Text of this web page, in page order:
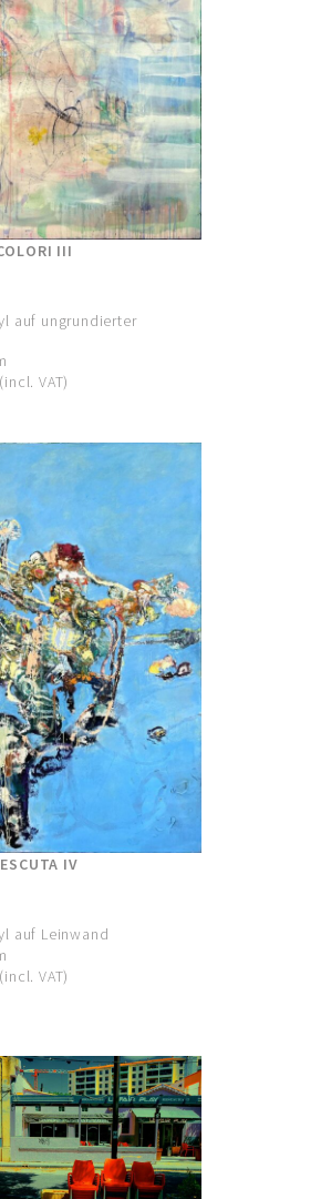
III
auf ungrundierter
VAT)
IV
auf Leinwand
VAT)